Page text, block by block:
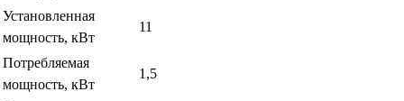
Установленная
мощность, кВт
11
Потребляемая
мощность, кВт
1,5